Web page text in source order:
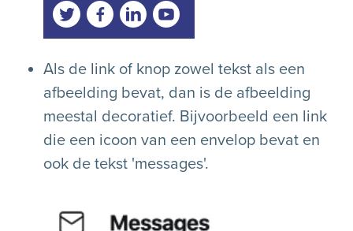
Als de link of knop zowel tekst als een
afbeelding bevat, dan is de afbeelding
meestal decoratief. Bijvoorbeeld een link
die een icoon van een envelop bevat en
ook de tekst 'messages'.